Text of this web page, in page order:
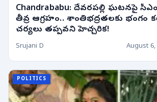
Chandrababu: దేవరపల్లి ఘటనపై
తీవ్ర ఆగ్రహం.. శాంతిభద్రతలకు భంగం
చర్యలు తప్పవని హెచ్చరిక!
Srujani D August 6,
POLITICS